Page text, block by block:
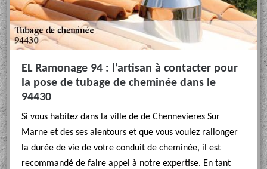
EL Ramonage 94 : l’artisan à contacter pour
la pose de tubage de cheminée dans le
94430
Si vous habitez dans la ville de de Chennevieres Sur
Marne et des ses alentours et que vous voulez rallonger
la durée de vie de votre conduit de cheminée, il est
recommandé de faire appel à notre expertise. En tant